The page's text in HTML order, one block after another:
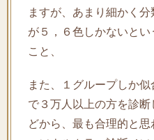
ますが、あまり細かく
が５，６色しかないと
こと、
また、１グループしか
で３万人以上の方を診
どから、最も合理的と